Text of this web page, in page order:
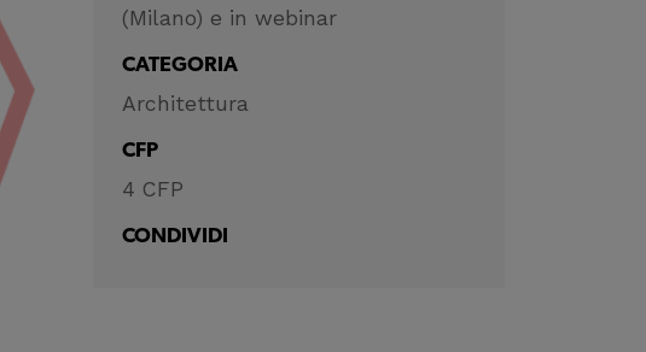
(Milano) e in webinar
CATEGORIA
Architettura
CFP
4 CFP
CONDIVIDI